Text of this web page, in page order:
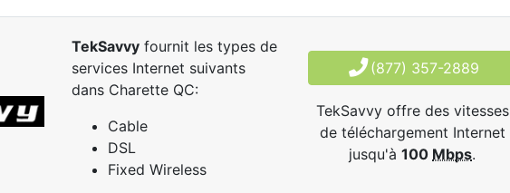
TekSavvyfournit les types de
services Internet suivants
dans Charette QC:
Cable
DSL
Fixed Wireless
(877) 357-2889
TekSavvy offre des vitesses
de téléchargement Internet
jusqu'à100 Mbps.